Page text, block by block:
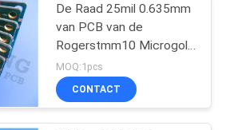
De Raad 25mil 0.635mm
van PCB van de
Rogerstmm10 Microgolf
voor Diëlektrische
Polarisators
MOQ:1pcs
CONTACT